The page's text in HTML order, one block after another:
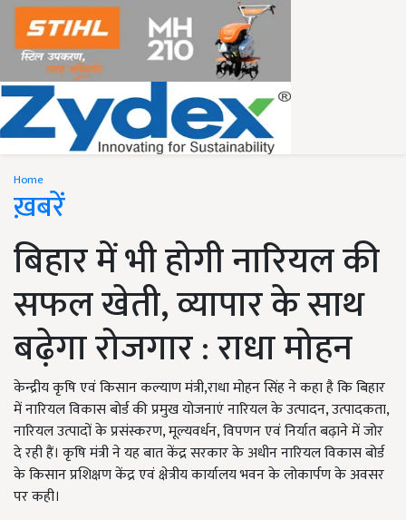
Home
ख़बरें
बिहार में भी होगी नारियल की
सफल खेती, व्यापार के साथ
बढ़ेगा रोजगार : राधा मोहन
केन्द्रीय कृषि एवं किसान कल्याण मंत्री,राधा मोहन सिंह ने कहा है कि बिहार
में नारियल विकास बोर्ड की प्रमुख योजनाएं नारियल के उत्पादन, उत्पादकता,
नारियल उत्पादों के प्रसंस्करण, मूल्यवर्धन, विपणन एवं निर्यात बढ़ाने में जोर
दे रही हैं। कृषि मंत्री ने यह बात केंद्र सरकार के अधीन नारियल विकास बोर्ड
के किसान प्रशिक्षण केंद्र एवं क्षेत्रीय कार्यालय भवन के लोकार्पण के अवसर
पर कही।